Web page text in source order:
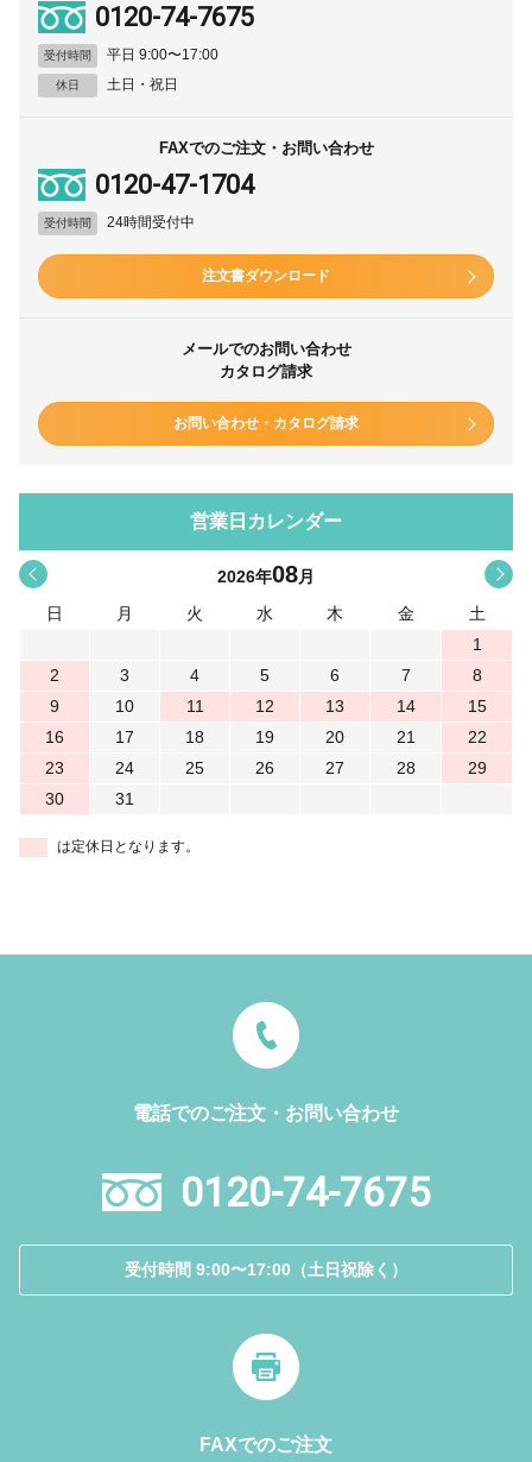
0120-74-7675
受付時間 平日 9:00〜17:00
休日 土日・祝日
FAXでのご注文・お問い合わせ
0120-47-1704
受付時間 24時間受付中
注文書ダウンロード
メールでのお問い合わせ
カタログ請求
お問い合わせ・カタログ請求
営業日カレンダー
< 2026年08月
日
月 火 水 木 金
土
1
2
3 4 5 6 7
8
9
10 11 12 13 14
15
16
17 18 19 20 21
22
23
24 25 26 27 28
29
30
31
は定休日となります。
電話でのご注文・お問い合わせ
0120-74-7675
受付時間 9:00〜17:00（土日祝除く）
FAXでのご注文